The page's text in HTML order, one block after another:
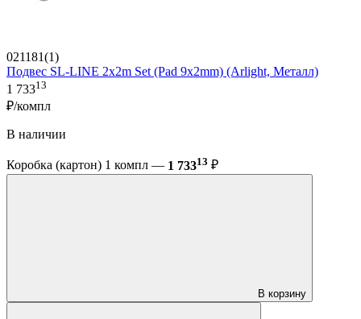
021181(1)
Подвес SL-LINE 2x2m Set (Pad 9x2mm) (Arlight, Металл)
1 73313
₽/компл
В наличии
Коробка (картон) 1 компл — 1 73313 ₽
В корзину